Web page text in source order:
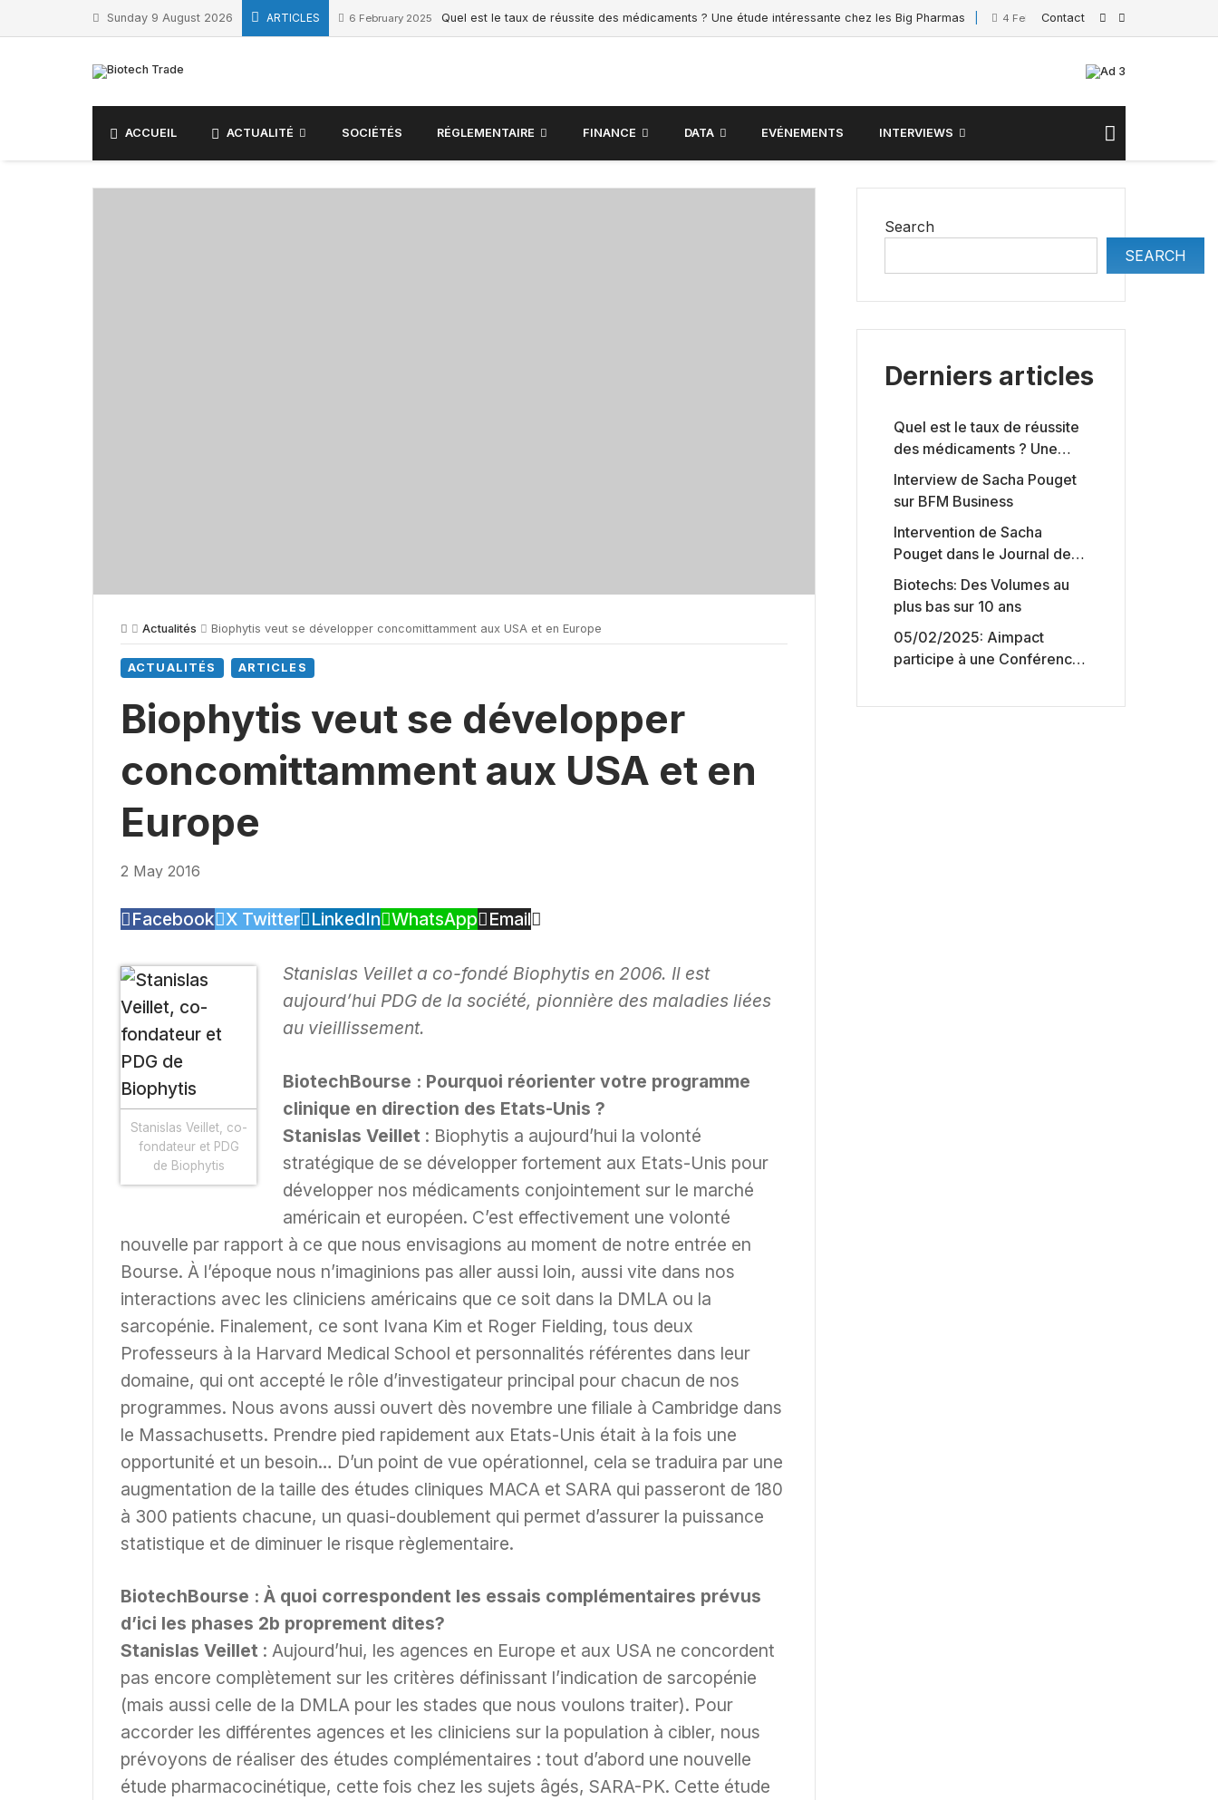
Sunday 9 August 2026 ARTICLES 6 February 2025 Quel est le taux de réussite des médicaments ? Une étude intéressante chez les Big Pharmas 4 February 2025 Interview de Sacha
Contact
ACCUEIL ACTUALITÉ SOCIÉTÉS RÉGLEMENTAIRE FINANCE DATA EVÉNEMENTS INTERVIEWS
Actualités Biophytis veut se développer concomittamment aux USA et en Europe
ACTUALITÉS ARTICLES
Biophytis veut se développer
concomittamment aux USA et en
Europe
2 May 2016
Facebook X Twitter LinkedIn WhatsApp Email
Stanislas Veillet, co-
fondateur et PDG
de Biophytis
Stanislas Veillet a co-fondé Biophytis en 2006. Il est
aujourd’hui PDG de la société, pionnière des maladies liées
au vieillissement.
BiotechBourse : Pourquoi réorienter votre programme
clinique en direction des Etats-Unis ?
Stanislas Veillet : Biophytis a aujourd’hui la volonté
stratégique de se développer fortement aux Etats-Unis pour
développer nos médicaments conjointement sur le marché
américain et européen. C’est effectivement une volonté
nouvelle par rapport à ce que nous envisagions au moment de notre entrée en
Bourse. À l’époque nous n’imaginions pas aller aussi loin, aussi vite dans nos
interactions avec les cliniciens américains que ce soit dans la DMLA ou la
sarcopénie. Finalement, ce sont Ivana Kim et Roger Fielding, tous deux
Professeurs à la Harvard Medical School et personnalités référentes dans leur
domaine, qui ont accepté le rôle d’investigateur principal pour chacun de nos
programmes. Nous avons aussi ouvert dès novembre une filiale à Cambridge dans
le Massachusetts. Prendre pied rapidement aux Etats-Unis était à la fois une
opportunité et un besoin… D’un point de vue opérationnel, cela se traduira par une
augmentation de la taille des études cliniques MACA et SARA qui passeront de 180
à 300 patients chacune, un quasi-doublement qui permet d’assurer la puissance
statistique et de diminuer le risque règlementaire.
BiotechBourse : À quoi correspondent les essais complémentaires prévus
d’ici les phases 2b proprement dites?
Stanislas Veillet : Aujourd’hui, les agences en Europe et aux USA ne concordent
pas encore complètement sur les critères définissant l’indication de sarcopénie
(mais aussi celle de la DMLA pour les stades que nous voulons traiter). Pour
accorder les différentes agences et les cliniciens sur la population à cibler, nous
prévoyons de réaliser des études complémentaires : tout d’abord une nouvelle
étude pharmacocinétique, cette fois chez les sujets âgés, SARA-PK. Cette étude
Search
SEARCH
Derniers articles
Quel est le taux de réussite
des médicaments ? Une
étude intéressante chez les
Big Pharmas
Interview de Sacha Pouget
sur BFM Business
Intervention de Sacha
Pouget dans le Journal des
Biotechs de Boursorama
Biotechs: Des Volumes au
plus bas sur 10 ans
05/02/2025: Aimpact
participe à une Conférence
capitaux américains,